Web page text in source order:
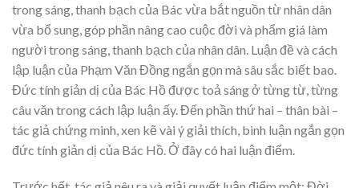
trong sáng, thanh bạch của Bác vừa bắt nguồn từ nhân dân
vừa bổ sung, góp phần nâng cao cuộc đời và phẩm giá làm
người trong sáng, thanh bạch của nhân dân. Luận đề và cách
lập luận của Phạm Văn Đồng ngắn gọn mà sâu sắc biết bao.
Đức tính giản dị của Bác Hồ được toả sáng ở từng từ, từng
câu văn trong cách lập luận ấy. Đến phần thứ hai – thân bài –
tác giả chứng minh, xen kẽ vài ý giải thích, bình luận ngắn gọn
đức tính giản dị của Bác Hồ. Ở đây có hai luận điểm.